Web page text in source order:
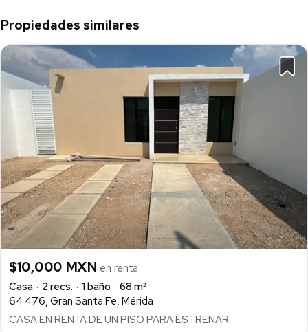
Propiedades similares
$10,000 MXN en renta
Casa
2 recs. 1 baño
68 m²
64 476, Gran Santa Fe, Mérida
CASA EN RENTA DE UN PISO PARA ESTRENAR.